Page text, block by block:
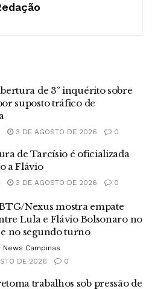
de 3º inquérito sobre
suposto tráfico de
3 DE AGOSTO DE 2026 0
de Tarcísio é oficializada
a Flávio
3 DE AGOSTO DE 2026 0
Nexus mostra empate
Lula e Flávio Bolsonaro no
no segundo turno
News Campinas
DE 2026
0
trabalhos sob pressão de